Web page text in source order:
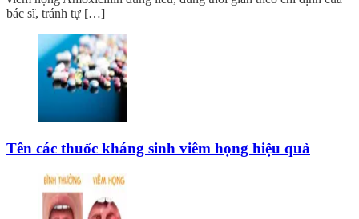
bác sĩ, tránh tự […]
Tên các thuốc kháng sinh viêm họng hiệu quả